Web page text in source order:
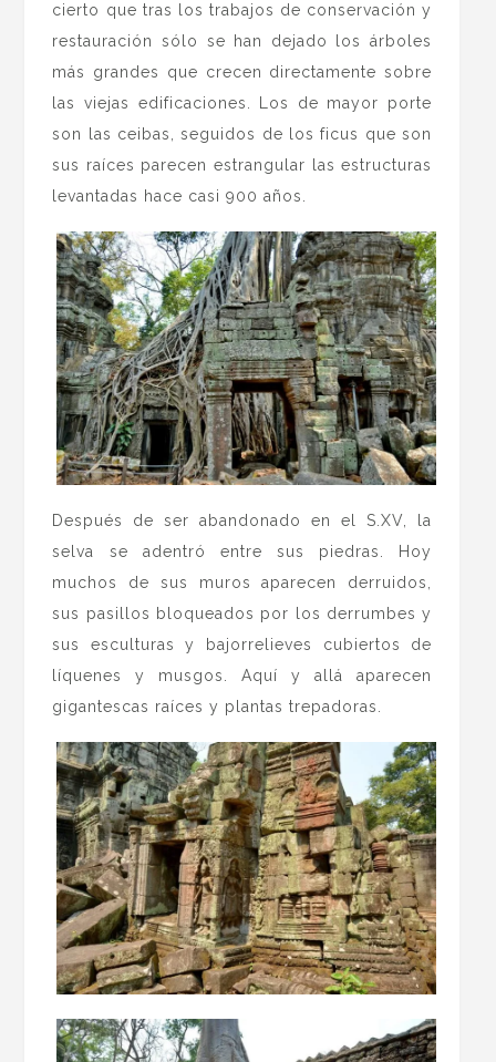
cierto que tras los trabajos de conservación y
restauración sólo se han dejado los árboles
más grandes que crecen directamente sobre
las viejas edificaciones. Los de mayor porte
son las ceibas, seguidos de los ficus que son
sus raíces parecen estrangular las estructuras
levantadas hace casi 900 años.
Después de ser abandonado en el S.XV, la
selva se adentró entre sus piedras. Hoy
muchos de sus muros aparecen derruidos,
sus pasillos bloqueados por los derrumbes y
sus esculturas y bajorrelieves cubiertos de
líquenes y musgos. Aquí y allá aparecen
gigantescas raíces y plantas trepadoras.